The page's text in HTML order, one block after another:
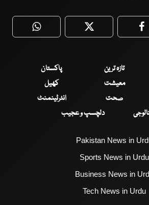
WhatsApp Twitter
تازہ ترین
پاکستان
معیشت
کھیل
صحت
انٹرٹینمنٹ
دلچسپ و عجیب
Pakistan News in
Sports News in Urdu
Business News in
Tech News in Urdu